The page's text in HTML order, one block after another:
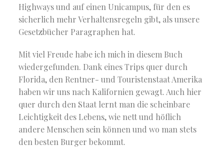
Highways und auf einen Unicampus, für den es
sicherlich mehr Verhaltensregeln gibt, als unsere
Gesetzbücher Paragraphen hat.
Mit viel Freude habe ich mich in diesem Buch
wiedergefunden. Dank eines Trips quer durch
Florida, den Rentner- und Touristenstaat Amerika
haben wir uns nach Kalifornien gewagt. Auch hier
quer durch den Staat lernt man die scheinbare
Leichtigkeit des Lebens, wie nett und höflich
andere Menschen sein können und wo man stets
den besten Burger bekommt.